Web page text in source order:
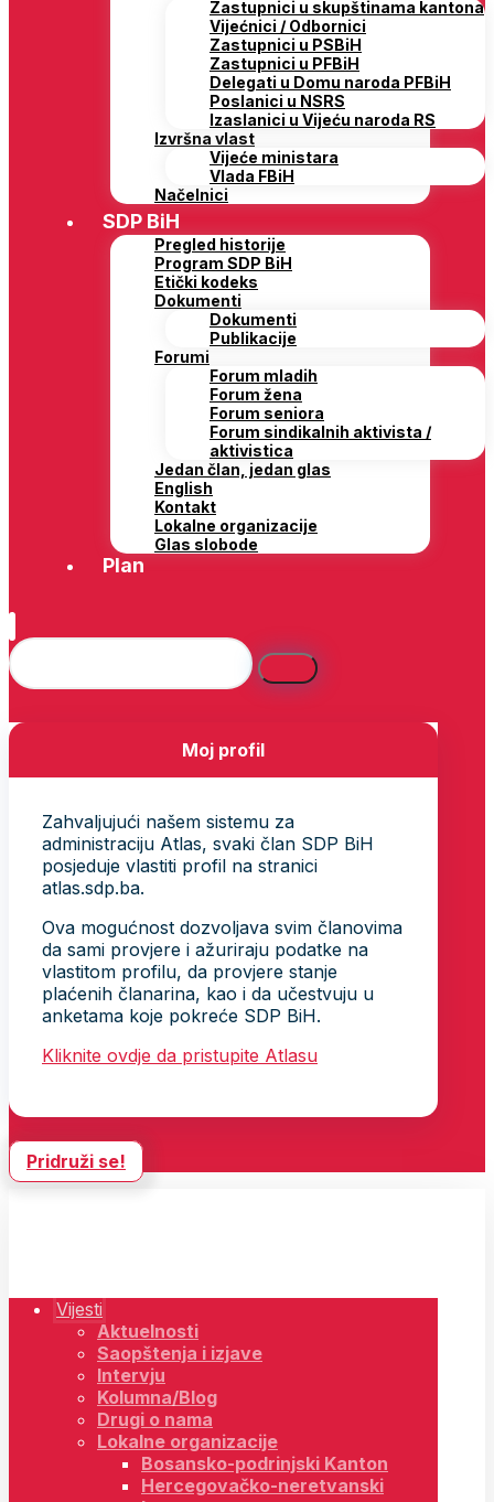
Zastupnici u skupštinama kantona
Vijećnici / Odbornici
Zastupnici u PSBiH
Zastupnici u PFBiH
Delegati u Domu naroda PFBiH
Poslanici u NSRS
Izaslanici u Vijeću naroda RS
Izvršna vlast
Vijeće ministara
Vlada FBiH
Načelnici
SDP BiH
Pregled historije
Program SDP BiH
Etički kodeks
Dokumenti
Dokumenti
Publikacije
Forumi
Forum mladih
Forum žena
Forum seniora
Forum sindikalnih aktivista /
aktivistica
Jedan član, jedan glas
English
Kontakt
Lokalne organizacije
Glas slobode
Plan
Moj profil
Zahvaljujući našem sistemu za
administraciju Atlas, svaki član SDP BiH
posjeduje vlastiti profil na stranici
atlas.sdp.ba.
Ova mogućnost dozvoljava svim članovima
da sami provjere i ažuriraju podatke na
vlastitom profilu, da provjere stanje
plaćenih članarina, kao i da učestvuju u
anketama koje pokreće SDP BiH.
Kliknite ovdje da pristupite Atlasu
Pridruži se!
Vijesti
Aktuelnosti
Saopštenja i izjave
Intervju
Kolumna/Blog
Drugi o nama
Lokalne organizacije
Bosansko-podrinjski Kanton
Hercegovačko-neretvanski